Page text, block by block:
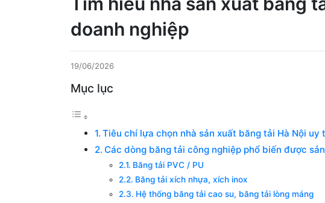
doanh nghiệp
19/06/2026
Mục lục
Tiêu chí lựa chọn nhà sản xuất băng tải Hà Nội uy
Các dòng băng tải công nghiệp phổ biến được
Băng tải PVC / PU
Băng tải xích nhựa, xích inox
Hệ thống băng tải cao su, băng tải lòng máng